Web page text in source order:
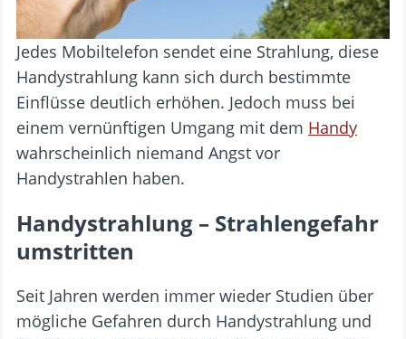
Jedes Mobiltelefon sendet eine Strahlung, diese
Handystrahlung kann sich durch bestimmte
Einflüsse deutlich erhöhen. Jedoch muss bei
einem vernünftigen Umgang mit dem Handy
wahrscheinlich niemand Angst vor
Handystrahlen haben.
Handystrahlung – Strahlengefahr
umstritten
Seit Jahren werden immer wieder Studien über
mögliche Gefahren durch Handystrahlung und